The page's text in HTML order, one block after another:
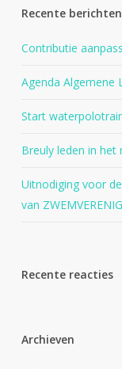
Recente berichten
Contributie
Agenda Algemene
Start
Breuly leden in het
Uitnodiging voor de
van
Recente reacties
Archieven